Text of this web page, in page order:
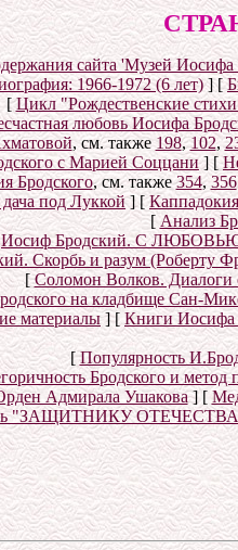
сайта 'Музей
1966-1972 (6 лет)] [
[Цикл "Рождественские
любовь Иосифа
, см. также 198,102,
с Марией Соццани] [
Бродского, см. также354, 356
под Луккой] [Каппадокия
[ Анализ
Иосиф Бродский. С
Скорбь и разум (Роберту
[Соломон Волков. Диалоги
на кладбище Сан-
материалы] [ Книги Иосифа
[Популярность
Бродского и
Адмирала Ушакова] [
"ЗАЩИТНИКУ